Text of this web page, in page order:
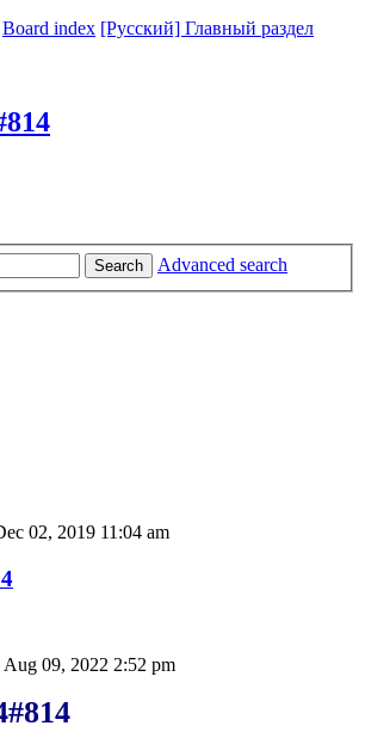
Board index [Русский] Главный раздел
Search
Advanced search
02, 2019 11:04 am
Aug 09, 2022 2:52 pm